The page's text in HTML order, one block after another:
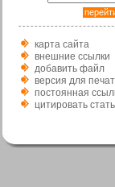
карта сайта
внешние ссылки
добавить файл
версия для
постоянная
цитировать